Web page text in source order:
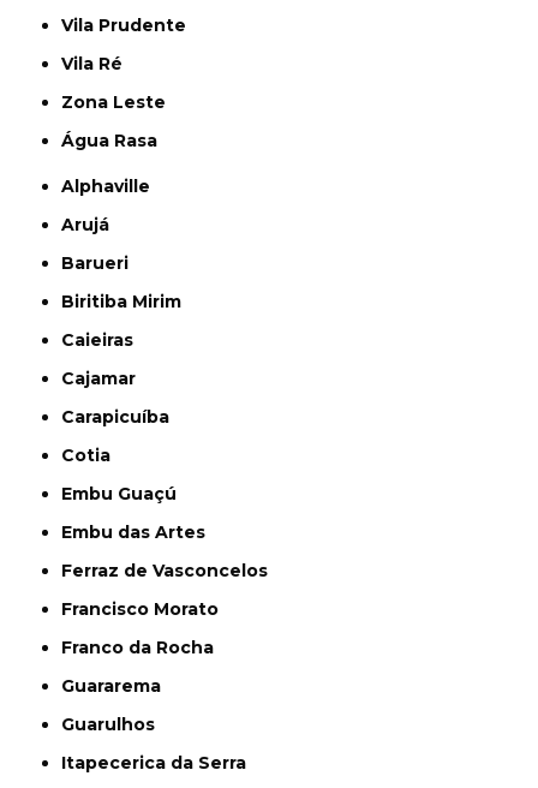
Vila Prudente
Vila Ré
Zona Leste
Água Rasa
Alphaville
Arujá
Barueri
Biritiba Mirim
Caieiras
Cajamar
Carapicuíba
Cotia
Embu Guaçú
Embu das Artes
Ferraz de Vasconcelos
Francisco Morato
Franco da Rocha
Guararema
Guarulhos
Itapecerica da Serra